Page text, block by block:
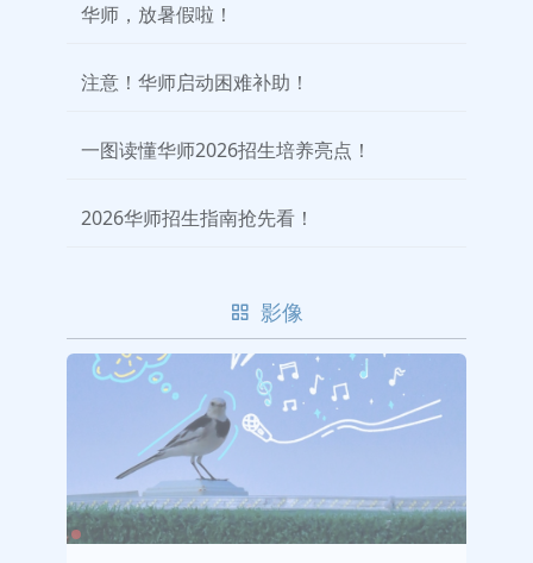
华师，放暑假啦！
注意！华师启动困难补助！
一图读懂华师2026招生培养亮点！
2026华师招生指南抢先看！
影像